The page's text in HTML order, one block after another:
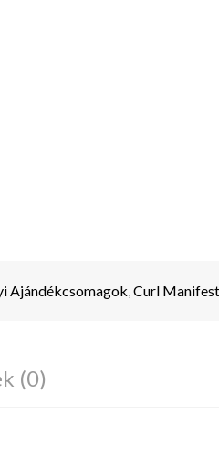
Ajándékcsomagok,Curl
(0)